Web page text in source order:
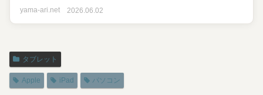
yama-ari.net 2026.06.02
タブレット
Apple iPad パソコン